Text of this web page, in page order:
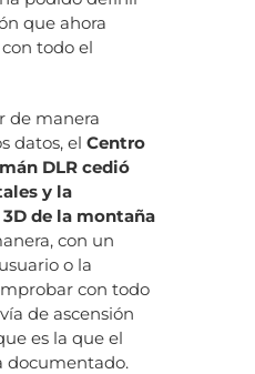
que ahora
todo el
de manera
datos, el Centro
DLR cedió
y la
de la montaña
con un
o la
con todo
de ascensión
es la que el
documentado.